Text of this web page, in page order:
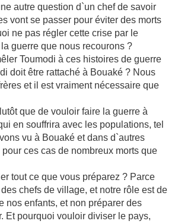
autre question d`un chef de savoir
vont se passer pour éviter des morts
ne pas régler cette crise par le
guerre que nous recourons ?
Toumodi à ces histoires de guerre
doit être rattaché à Bouaké ? Nous
et il est vraiment nécessaire que
que de vouloir faire la guerre à
en souffrira avec les populations, tel
vu à Bouaké et dans d`autres
ces cas de nombreux morts que
tout ce que vous préparez ? Parce
chefs de village, et notre rôle est de
nos enfants, et non préparer des
Et pourquoi vouloir diviser le pays,